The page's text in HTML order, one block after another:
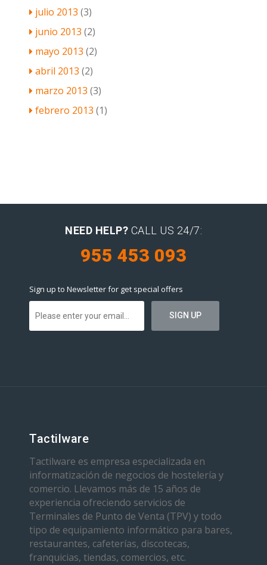
julio 2013 (3)
junio 2013 (2)
mayo 2013 (2)
abril 2013 (2)
marzo 2013 (3)
febrero 2013 (1)
NEED HELP? CALL US 24/7:
955 453 093
Sign up to Newsletter for get special offers
Tactilware
Tactilware es empresa especializada en
informatización de negocios de hostelería y
comercio. Llevamos más de 15 años de
experiencia ofreciendo servicios de
Terminales de Punto de Venta (TPV) y todo
tipo de equipamiento informático para bares,
restaurantes, cafeterías, discotecas,
franquicias, tiendas, comercios, etc.